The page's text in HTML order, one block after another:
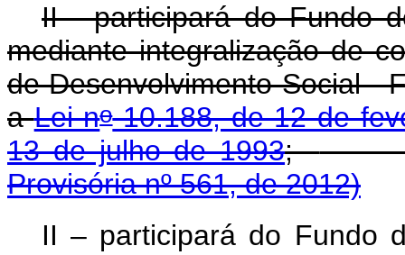
II - participará do Fundo
mediante integralização de
de Desenvolvimento Social -
aLei no10.188, de 12 de
13 de julho de 1993;
Provisória nº 561, de 2012)
II – participará do Fundo